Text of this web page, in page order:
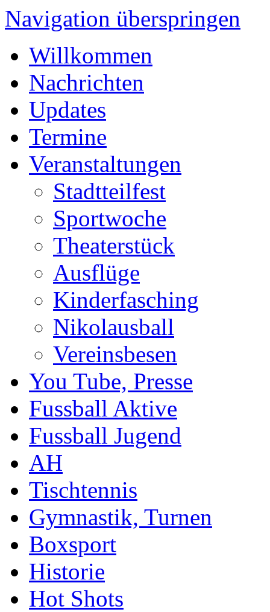
Navigation überspringen
Willkommen
Nachrichten
Updates
Termine
Veranstaltungen
Stadtteilfest
Sportwoche
Theaterstück
Ausflüge
Kinderfasching
Nikolausball
Vereinsbesen
You Tube, Presse
Fussball Aktive
Fussball Jugend
AH
Tischtennis
Gymnastik, Turnen
Boxsport
Historie
Hot Shots